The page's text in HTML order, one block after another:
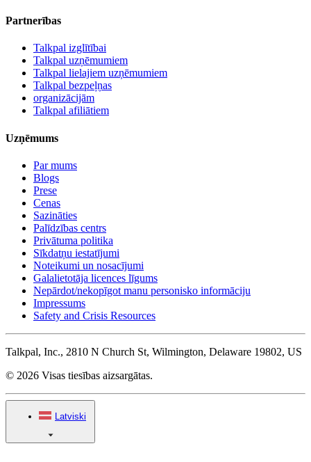
Partnerības
Talkpal izglītībai
Talkpal uzņēmumiem
Talkpal lielajiem uzņēmumiem
Talkpal bezpeļņas
organizācijām
Talkpal afiliātiem
Uzņēmums
Par mums
Blogs
Prese
Cenas
Sazināties
Palīdzības centrs
Privātuma politika
Sīkdatņu iestatījumi
Noteikumi un nosacījumi
Galalietotāja licences līgums
Nepārdot/nekopīgot manu personisko informāciju
Impressums
Safety and Crisis Resources
Talkpal, Inc., 2810 N Church St, Wilmington, Delaware 19802, US
© 2026 Visas tiesības aizsargātas.
Latviski